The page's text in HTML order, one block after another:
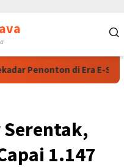
di Era E-Sports
Serentak,
1.147